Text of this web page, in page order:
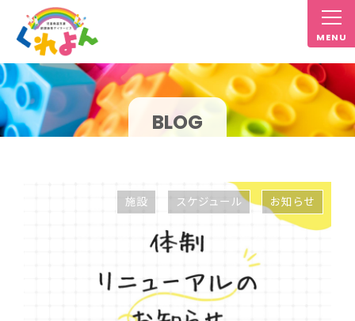
BLOG
施設 スケジュール お知らせ